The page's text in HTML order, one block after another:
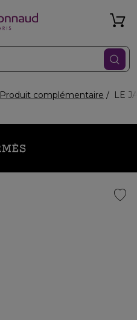
Produit complémentaire LE